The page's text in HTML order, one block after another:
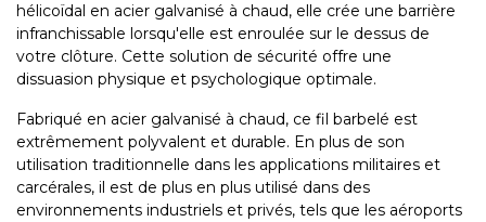
hélicoïdal en acier galvanisé à chaud, elle crée une barrière
infranchissable lorsqu'elle est enroulée sur le dessus de
votre clôture. Cette solution de sécurité offre une
dissuasion physique et psychologique optimale.
Fabriqué en acier galvanisé à chaud, ce fil barbelé est
extrêmement polyvalent et durable. En plus de son
utilisation traditionnelle dans les applications militaires et
carcérales, il est de plus en plus utilisé dans des
environnements industriels et privés, tels que les aéroports